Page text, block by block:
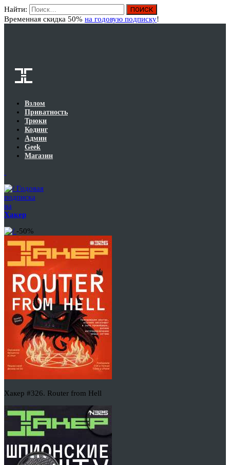
Найти:
Временная скидка 50% на годовую подписку!
Взлом
Приватность
Трюки
Кодинг
Админ
Geek
Магазин
Годовая
подписка
на
Хакер
-50%
Хакер #326. Router from Hell